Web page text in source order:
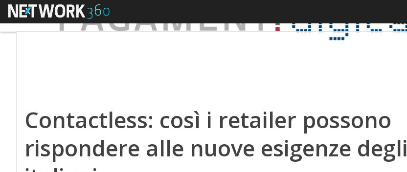
Menu
Contactless: così i retailer possono
rispondere alle nuove esigenze degli